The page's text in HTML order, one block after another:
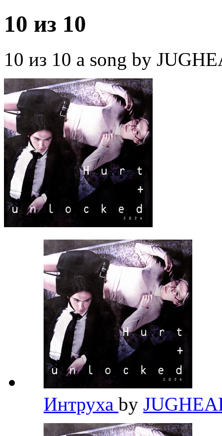
10 из 10
10 из 10 a song by
Интруха by